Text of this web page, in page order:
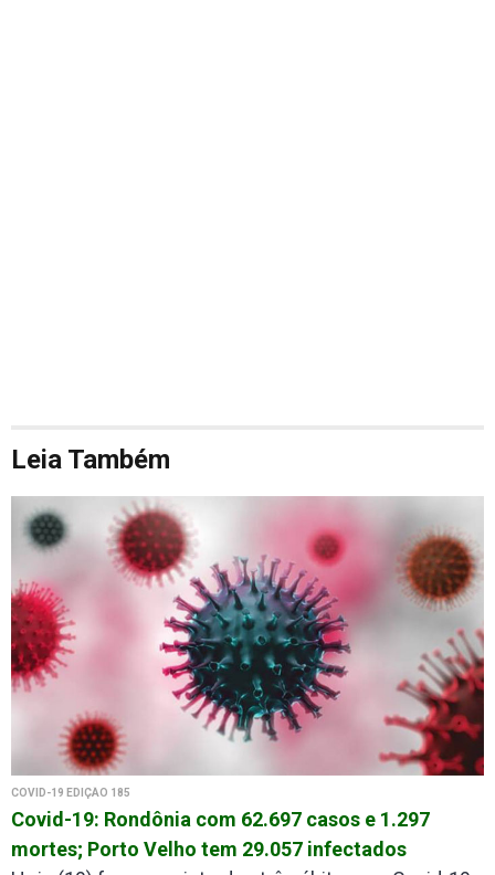
Leia Também
COVID-19 EDIÇÃO 185
Covid-19: Rondônia com 62.697 casos e 1.297
mortes; Porto Velho tem 29.057 infectados